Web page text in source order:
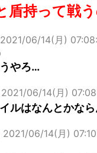
盾持って戦
2021/06/14(月)
やろ…
2021/06/14(月)
ルはなんとかな
2021/06/14(月)